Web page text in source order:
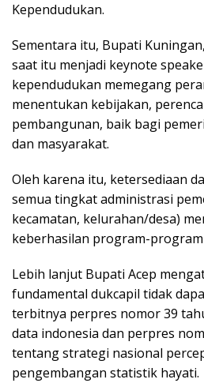
Kependudukan.
Sementara itu, Bupati
saat itu menjadi keynote
kependudukan memegang
menentukan kebijakan,
pembangunan, baik bagi
dan masyarakat.
Oleh karena itu, ketersediaan
semua tingkat administrasi
kecamatan, kelurahan/desa)
keberhasilan program-
Lebih lanjut Bupati Acep
fundamental dukcapil tidak
terbitnya perpres nomor 39
data indonesia dan perpres
tentang strategi nasional
pengembangan statistik hayati.